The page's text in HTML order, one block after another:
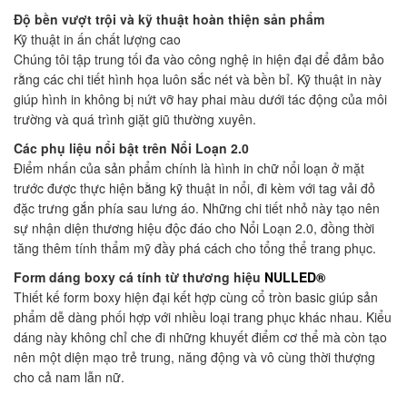
Độ bền vượt trội và kỹ thuật hoàn thiện sản phẩm
Kỹ thuật in ấn chất lượng cao
Chúng tôi tập trung tối đa vào công nghệ in hiện đại để đảm bảo
rằng các chi tiết hình họa luôn sắc nét và bền bỉ. Kỹ thuật in này
giúp hình in không bị nứt vỡ hay phai màu dưới tác động của môi
trường và quá trình giặt giũ thường xuyên.
Các phụ liệu nổi bật trên Nổi Loạn 2.0
Điểm nhấn của sản phẩm chính là hình in chữ nổi loạn ở mặt
trước được thực hiện bằng kỹ thuật in nổi, đi kèm với tag vải đỏ
đặc trưng gắn phía sau lưng áo. Những chi tiết nhỏ này tạo nên
sự nhận diện thương hiệu độc đáo cho Nổi Loạn 2.0, đồng thời
tăng thêm tính thẩm mỹ đầy phá cách cho tổng thể trang phục.
Form dáng boxy cá tính từ thương hiệu NULLED®
Thiết kế form boxy hiện đại kết hợp cùng cổ tròn basic giúp sản
phẩm dễ dàng phối hợp với nhiều loại trang phục khác nhau. Kiểu
dáng này không chỉ che đi những khuyết điểm cơ thể mà còn tạo
nên một diện mạo trẻ trung, năng động và vô cùng thời thượng
cho cả nam lẫn nữ.